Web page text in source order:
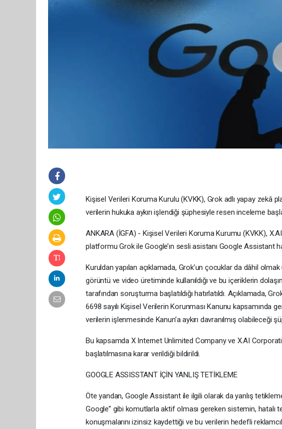
Kişisel Verileri Koruma Kurulu (KVKK), Grok adlı yapay zekâ
verilerin hukuka aykırı işlendiği şüphesiyle resen inceleme
ANKARA (İGFA) - Kişisel Verileri Koruma Kurumu (KVKK),
platformu Grok ile Google’ın sesli asistanı Google Assistant
Kuruldan yapılan açıklamada, Grok’un çocuklar da dâhil
görüntü ve video üretiminde kullanıldığı ve bu içeriklerin
tarafından soruşturma başlatıldığı hatırlatıldı. Açıklamada,
6698 sayılı Kişisel Verilerin Korunması Kanunu kapsamında
verilerin işlenmesinde Kanun’a aykırı davranılmış olabileceği
Bu kapsamda X Internet Unlimited Company ve X.AI
başlatılmasına karar verildiği bildirildi.
GOOGLE ASSISSTANT İÇİN YANLIŞ TETİKLEME
Öte yandan, Google Assistant ile ilgili olarak da yanlış
Google” gibi komutlarla aktif olması gereken sistemin, hatalı
konuşmalarını izinsiz kaydettiği ve bu verilerin hedefli